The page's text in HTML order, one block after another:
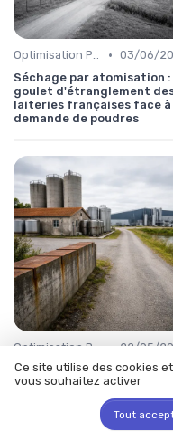
Optimisation Production • 03/06/
Séchage par atomisation :
goulet d'étranglement
laiteries françaises face à
demande de poudres
Optimisation Production • 22/05/
Le lait français vaut-il
encore son prix face aux
usines nordiques ?
Ce site utilise des cookies
vous souhaitez activer
Tout